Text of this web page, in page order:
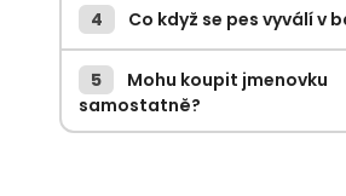
4 Co když se pes vyválí v
5
Mohu koupit jmenovku
samostatně?